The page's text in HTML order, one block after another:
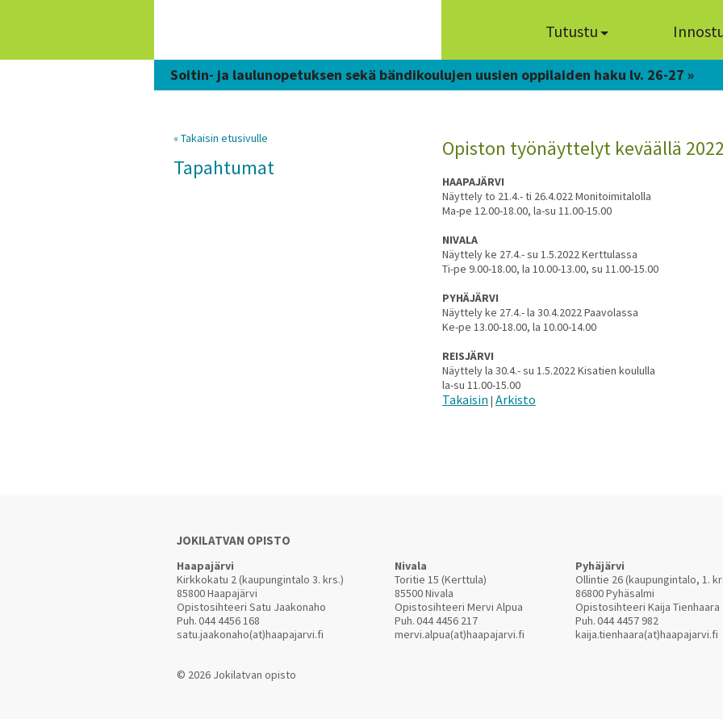
Tutustu
Soitin- ja laulunopetuksen sekä bändikoulujen uusien oppilaiden haku lv. 26-27 »
Opiston työnäyttelyt keväällä 2022
HAAPAJÄRVI
Näyttely to 21.4.- ti 26.4.022 Monitoimitalolla
Ma-pe 12.00-18.00, la-su 11.00-15.00
NIVALA
Näyttely ke 27.4.- su 1.5.2022 Kerttulassa
Ti-pe 9.00-18.00, la 10.00-13.00, su 11.00-15.00
PYHÄJÄRVI
Näyttely ke 27.4.- la 30.4.2022 Paavolassa
Ke-pe 13.00-18.00, la 10.00-14.00
REISJÄRVI
Näyttely la 30.4.- su 1.5.2022 Kisatien koululla
la-su 11.00-15.00
Takaisin | Arkisto
« Takaisin etusivulle
Tapahtumat
JOKILATVAN OPISTO
Haapajärvi
Kirkkokatu 2 (kaupungintalo 3. krs.)
85800 Haapajärvi
Opistosihteeri Satu Jaakonaho
Puh.044 4456 168
satu.jaakonaho(at)haapajarvi.fi
Nivala
Toritie 15 (Kerttula)
85500 Nivala
Opistosihteeri Mervi Alpua
Puh.044 4456 217
mervi.alpua(at)haapajarvi.fi
Pyhäjärvi
Ollintie 26 (kaupungintalo, 1.
86800 Pyhäsalmi
Opistosihteeri Kaija Tienhaara
Puh.044 4457 982
kaija.tienhaara(at)haapajarvi.fi
© 2026 Jokilatvan opisto